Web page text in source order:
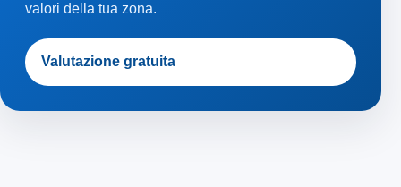
valori della tua zona.
Valutazione gratuita